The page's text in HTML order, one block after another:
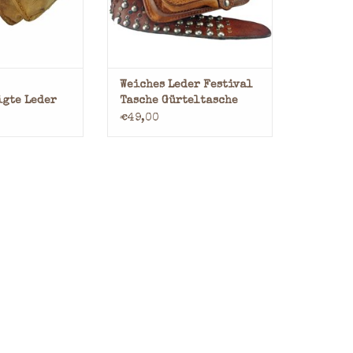
HINZUFÜGEN
Leder
nicht mitgeliefert
ZUM WARENKORB HINZUFÜGEN
Weiches Leder Festival
Tasche Gürteltasche
Bauchtasche
€49,00